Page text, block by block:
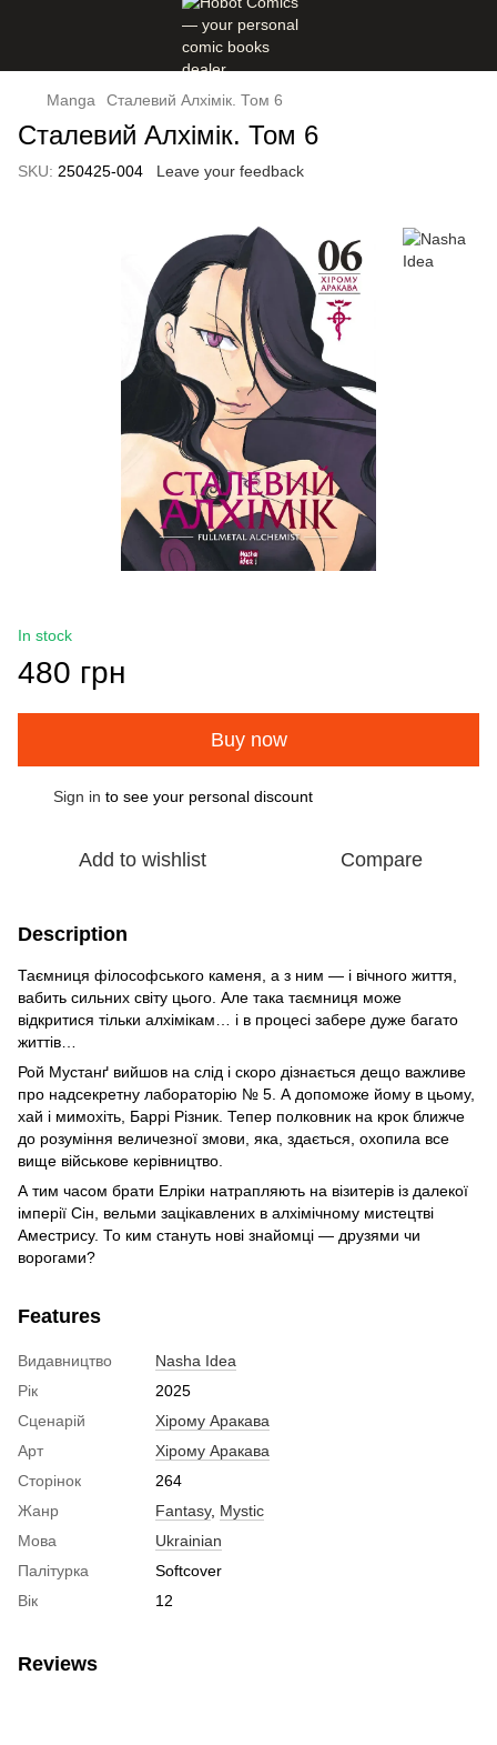
Manga Сталевий Алхімік. Том 6
Сталевий Алхімік. Том 6
SKU: 250425-004 Leave your feedback
In stock
480 грн
Buy now
Sign in to see your personal discount
Add to wishlist Compare
Description
Таємниця філософського каменя, а з ним — і вічного життя,
вабить сильних світу цього. Але така таємниця може
відкритися тільки алхімікам… і в процесі забере дуже багато
життів…
Рой Мустанґ вийшов на слід і скоро дізнається дещо важливе
про надсекретну лабораторію № 5. А допоможе йому в цьому,
хай і мимохіть, Баррі Різник. Тепер полковник на крок ближче
до розуміння величезної змови, яка, здається, охопила все
вище військове керівництво.
А тим часом брати Елріки натрапляють на візитерів із далекої
імперії Сін, вельми зацікавлених в алхімічному мистецтві
Аместрису. То ким стануть нові знайомці — друзями чи
ворогами?
Features
Видавництво
Nasha Idea
Рік
2025
Сценарій
Хірому Аракава
Арт
Хірому Аракава
Сторінок
264
Жанр
Fantasy, Mystic
Мова
Ukrainian
Палітурка
Softcover
Вік
12
Reviews